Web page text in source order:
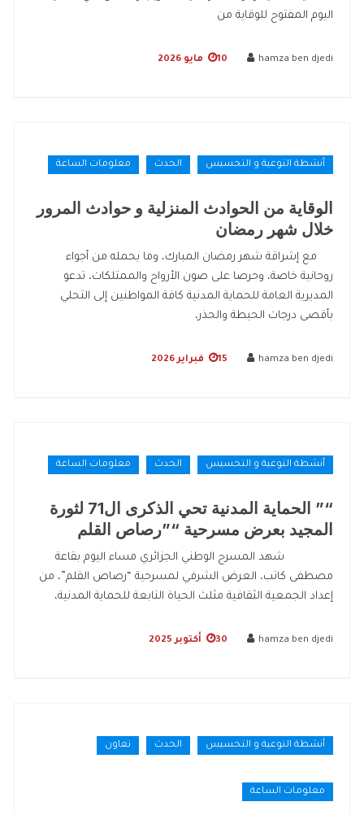
اليوم المفتوح للوقاية من
hamza ben djedi 10 مايو 2026
أنشطة التوعية و التحسيس الحدث معلومات الساعة
الوقاية من الحوادث المنزلية و حوادث المرور
خلال شهر رمضان
مع إشراقة شهر رمضان المبارك، وما يحمله من أجواء
روحانية خاصة، وحرصا على صون الأرواح والممتلكات، تدعو
المديرية العامة للحماية المدنية كافة المواطنين إلى التحلي
بأقصى درجات الحيطة والحذر،
hamza ben djedi 15 فبراير 2026
أنشطة التوعية و التحسيس الحدث معلومات الساعة
“” الحماية المدنية تحي الذكرى ال71 لثورة
المجيد بعرض مسرحية “”رصاص القلم
شهد المسرح الوطني الجزائري مساء اليوم بقاعة
مصطفى كاتب، العرض الشرفي لمسرحية “رصاص القلم”، من
إعداد الجمعية الثقافية مثلث الحياة التابعة للحماية المدنية،
hamza ben djedi 30 أكتوبر 2025
أنشطة التوعية و التحسيس الحدث تعاون
معلومات الساعة